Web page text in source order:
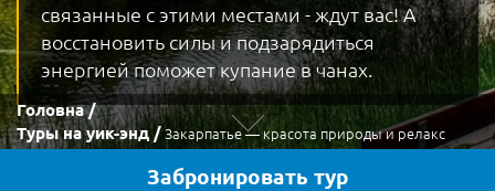
связанные с этими местами - ждут вас! А
восстановить силы и подзарядиться
энергией поможет купание в чанах.
Головна
Туры на уик-энд
Закарпатье — красота природы и релакс
Забронировать тур